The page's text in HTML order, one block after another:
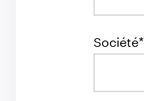
Société*